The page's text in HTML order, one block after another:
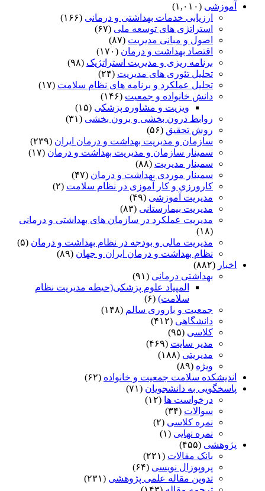
آموزشی (۱,۰۱۰)
ارزیابی خدمات بهداشتی و درمانی (۱۶۶)
استراتژی های توسعه ملی (۶۷)
اصول و مبانی مدیریت (۸۷)
اقتصاد بهداشت و درمان (۱۷۰)
برنامه ریزی و مدیریت استراتژیک (۹۸)
تحلیل تئوری های مدیریت (۲۴)
تحلیل عملکرد و برنامه های نظام سلامت (۱۷)
دانش خانواده و جمعیت (۱۴۶)
ویزیت و مشاوره پزشکی (۱۵)
روابط درون بخشی و برون بخشی (۳۱)
روش تحقیق (۵۶)
سازمان و مدیریت بهداشت و درمان ایران (۲۳۹)
سمینار سازمان و مدیریت بهداشت و درمان (۱۷)
سمینار مدیریت (۸۸)
سمینار موردی بهداشت و درمان (۴۷)
کارورزی و کار آموزی در نظام سلامت (۲)
مدیریت آموزشی (۴۹)
مدیریت بیمارستانی (۸۳)
مدیریت عملکرد در سازمان های بهداشتی و درمانی
(۱۸)
مدیریت مالی و بودجه در نظام بهداشت و درمان (۵)
نظام بهداشت و درمان ایران و جهان (۸۹)
اخبار (۸۸۲)
بهداشتی درمانی (۹۱)
المپیاد علوم پزشکی(حیطه مدیریت نظام
سلامت) (۶)
جمعیت و باروری سالم (۱۴۸)
دانشگاهی (۴۱۲)
کلاسی (۹۵)
مدیر سایت (۴۶۹)
مدیریتی (۱۸۸)
ویژه (۸۹)
اندیشکده سلامت جمعیت و خانواده (۶۲)
پاسخگویی به دانشجویان (۷۱)
درخواست ها (۱۲)
سوالات (۳۴)
نمره کلاسی (۲)
نمره نهایی (۱)
پژوهشی (۴۵۵)
بانک مقالات (۲۲۱)
پروپوزال نویسی (۶۴)
تدوین مقاله علمی پژوهشی (۲۳۱)